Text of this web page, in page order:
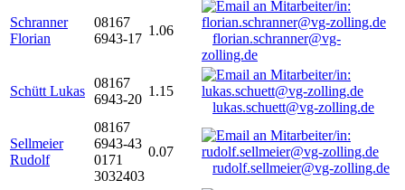
Schranner
Florian
08167
6943-17
1.06
florian.schranner@vg-
zolling.de
Schütt Lukas
08167
6943-20
1.15
lukas.schuett@vg-zolling.de
Sellmeier
Rudolf
08167
6943-43
0171
3032403
0.07
rudolf.sellmeier@vg-zolling.de